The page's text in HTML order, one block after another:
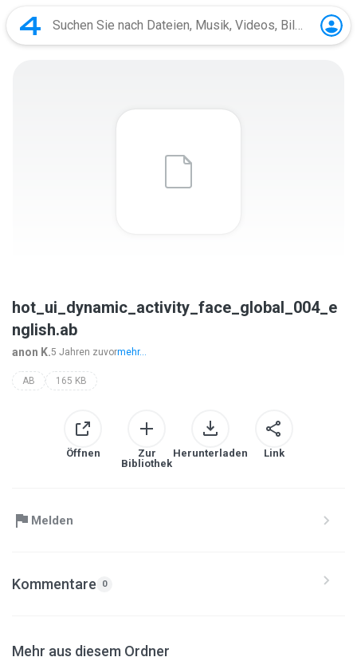
hot_ui_dynamic_activity_face_global_004_e
nglish.ab
anon K.5 Jahren zuvormehr...
AB 165 KB
Öffnen
Zur
Bibliothek
Herunterladen Link
Melden
Kommentare 0
Mehr aus diesem Ordner